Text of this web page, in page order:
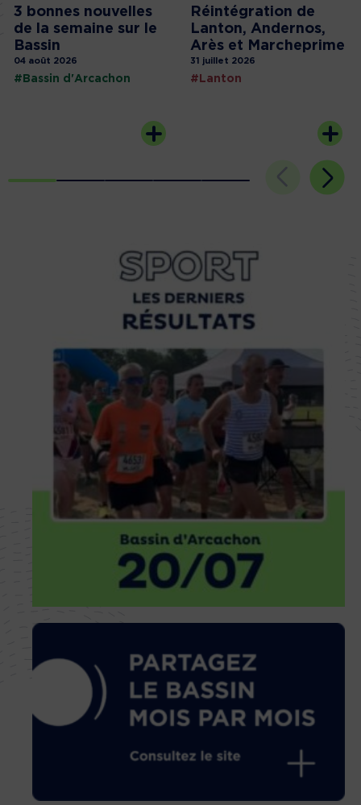
3 bonnes nouvelles
de la semaine sur le
Bassin
04 août 2026
#Bassin d'Arcachon
Réintégration de
Lanton, Andernos,
Arès et Marcheprime
31 juillet 2026
#Lanton